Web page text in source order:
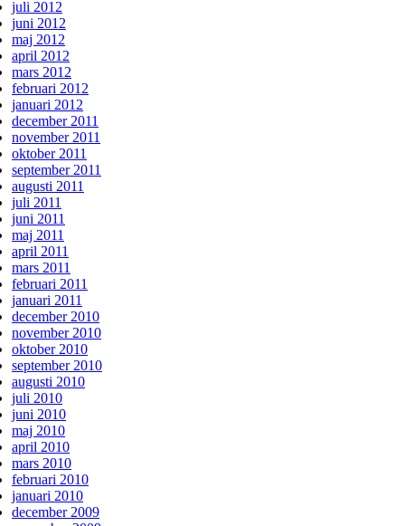
juli 2012
juni 2012
maj 2012
april 2012
mars 2012
februari 2012
januari 2012
december 2011
november 2011
oktober 2011
september 2011
augusti 2011
juli 2011
juni 2011
maj 2011
april 2011
mars 2011
februari 2011
januari 2011
december 2010
november 2010
oktober 2010
september 2010
augusti 2010
juli 2010
juni 2010
maj 2010
april 2010
mars 2010
februari 2010
januari 2010
december 2009